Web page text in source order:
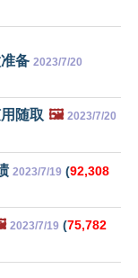
备 2023/7/20
随取 🖼️ 2023/7/20
2023/7/19 (92,308
2023/7/19 (75,782